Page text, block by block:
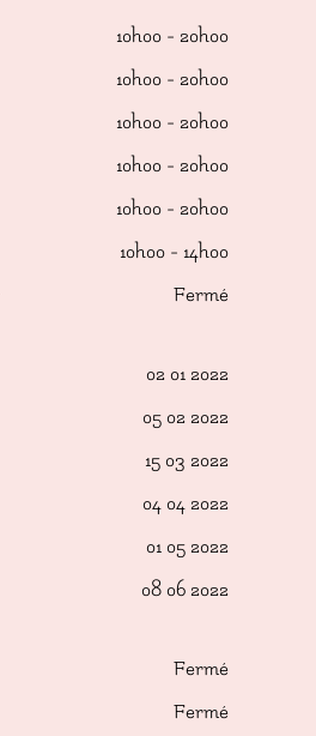
10h00 - 20h00
10h00 - 20h00
10h00 - 20h00
10h00 - 20h00
10h00 - 20h00
10h00 - 14h00
Fermé
02 01 2022
05 02 2022
15 03 2022
04 04 2022
01 05 2022
08 06 2022
Fermé
Fermé